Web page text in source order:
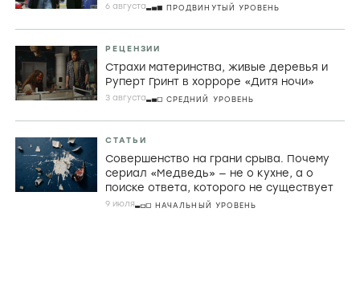
6 августа ПРОДВИНУТЫЙ УРОВЕНЬ
РЕЦЕНЗИИ
Страхи материнства, живые деревья и
Руперт Гринт в хорроре «Дитя ночи»
3 августа СРЕДНИЙ УРОВЕНЬ
СТАТЬИ
Совершенство на грани срыва. Почему
сериал «Медведь» — не о кухне, а о
поиске ответа, которого не существует
9 июля НАЧАЛЬНЫЙ УРОВЕНЬ